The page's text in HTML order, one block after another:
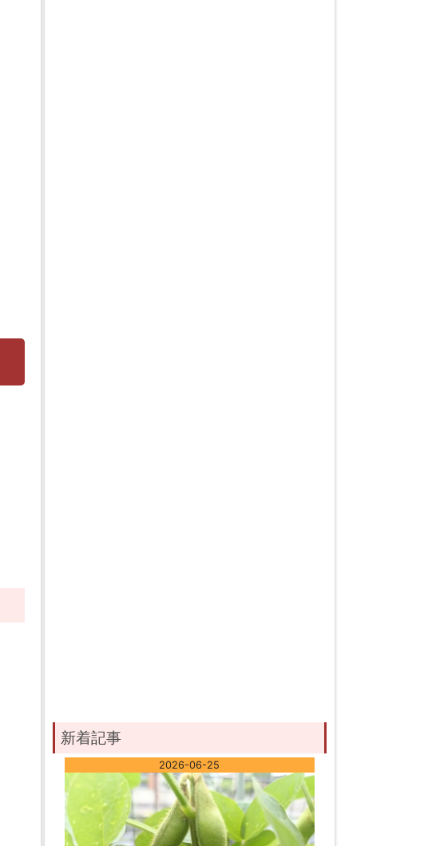
新着記事
2026-06-25